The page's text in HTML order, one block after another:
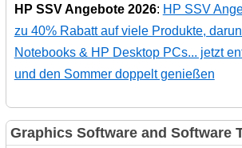
HP SSV Angebote 2026: HP SSV
zu 40% Rabatt auf viele Produkte,
Notebooks & HP Desktop PCs... jetzt
und den Sommer doppelt genießen
Graphics Software and Software